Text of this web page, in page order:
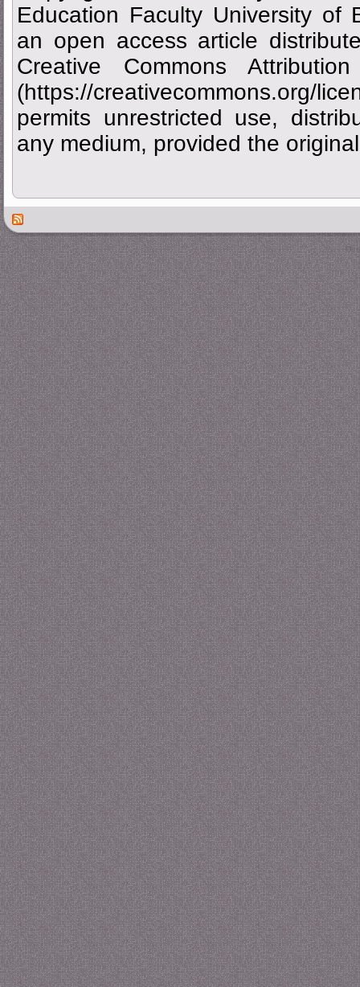
Education Faculty University of
an open access article
Creative Commons
(https://
permits unrestricted use,
any medium, provided the